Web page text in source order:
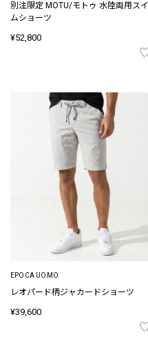
別注限定 MOTU/モトゥ 水陸両用スイ
ムショーツ
¥52,800
EPOCA UOMO
レオパード柄ジャカードショーツ
¥39,600